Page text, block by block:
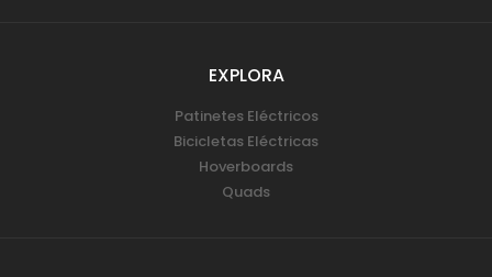
EXPLORA
Patinetes Eléctricos
Bicicletas Eléctricas
Hoverboards
Quads